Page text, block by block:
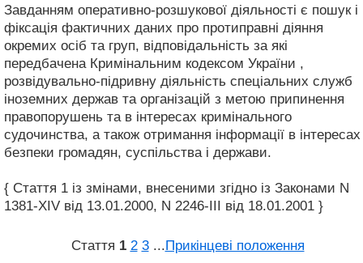
Завданням оперативно-розшукової діяльності є пошук і
фіксація фактичних даних про протиправні діяння
окремих осіб та груп, відповідальність за які
передбачена Кримінальним кодексом України ,
розвідувально-підривну діяльність спеціальних служб
іноземних держав та організацій з метою припинення
правопорушень та в інтересах кримінального
судочинства, а також отримання інформації в інтересах
безпеки громадян, суспільства і держави.
{ Стаття 1 із змінами, внесеними згідно із Законами N
1381-XIV від 13.01.2000, N 2246-III від 18.01.2001 }
Стаття 1 2 3 ...Прикінцеві положення